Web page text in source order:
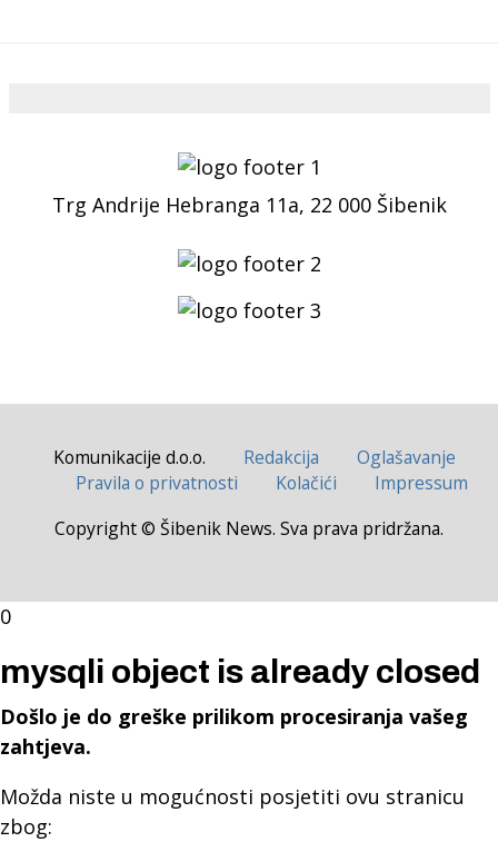
Trg Andrije Hebranga 11a, 22 000 Šibenik
Komunikacije d.o.o. Redakcija
Oglašavanje
Pravila o privatnosti
Kolačići
Impressum
Copyright © Šibenik News. Sva prava pridržana.
0
mysqli object is already closed
Došlo je do greške prilikom procesiranja vašeg
zahtjeva.
Možda niste u mogućnosti posjetiti ovu stranicu
zbog: